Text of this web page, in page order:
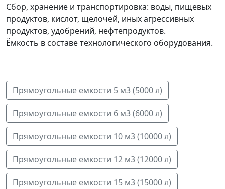
Сбор, хранение и транспортировка: воды, пищевых
продуктов, кислот, щелочей, иных агрессивных
продуктов, удобрений, нефтепродуктов.
Ёмкость в составе технологического оборудования.
Прямоугольные емкости 5 м3 (5000 л)
Прямоугольные емкости 6 м3 (6000 л)
Прямоугольные емкости 10 м3 (10000 л)
Прямоугольные емкости 12 м3 (12000 л)
Прямоугольные емкости 15 м3 (15000 л)